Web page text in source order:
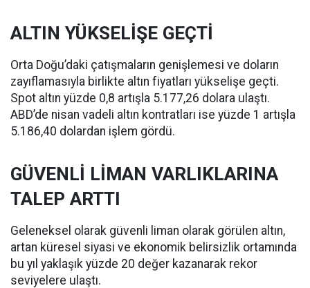
ALTIN YÜKSELİŞE GEÇTİ
Orta Doğu’daki çatışmaların genişlemesi ve doların
zayıflamasıyla birlikte altın fiyatları yükselişe geçti.
Spot altın yüzde 0,8 artışla 5.177,26 dolara ulaştı.
ABD’de nisan vadeli altın kontratları ise yüzde 1 artışla
5.186,40 dolardan işlem gördü.
GÜVENLİ LİMAN VARLIKLARINA
TALEP ARTTI
Geleneksel olarak güvenli liman olarak görülen altın,
artan küresel siyasi ve ekonomik belirsizlik ortamında
bu yıl yaklaşık yüzde 20 değer kazanarak rekor
seviyelere ulaştı.